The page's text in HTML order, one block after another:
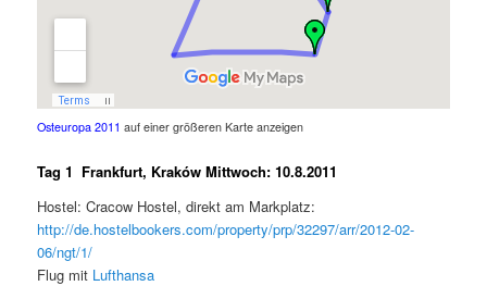
Osteuropa 2011 auf einer größeren Karte anzeigen
Tag 1 Frankfurt, Kraków Mittwoch: 10.8.2011
Hostel: Cracow Hostel, direkt am Markplatz:
http://de.hostelbookers.com/property/prp/32297/arr/2012-02-
06/ngt/1/
Flug mit Lufthansa